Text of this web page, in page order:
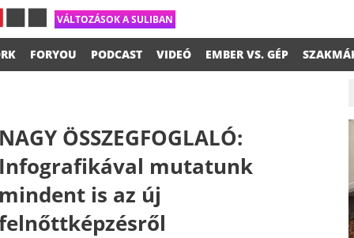
VÁLTOZÁSOK A SULIBAN
FORYOU PODCAST VIDEÓ EMBER VS. GÉP
ÖSSZEGFOGLALÓ:
mutatunk
is az új